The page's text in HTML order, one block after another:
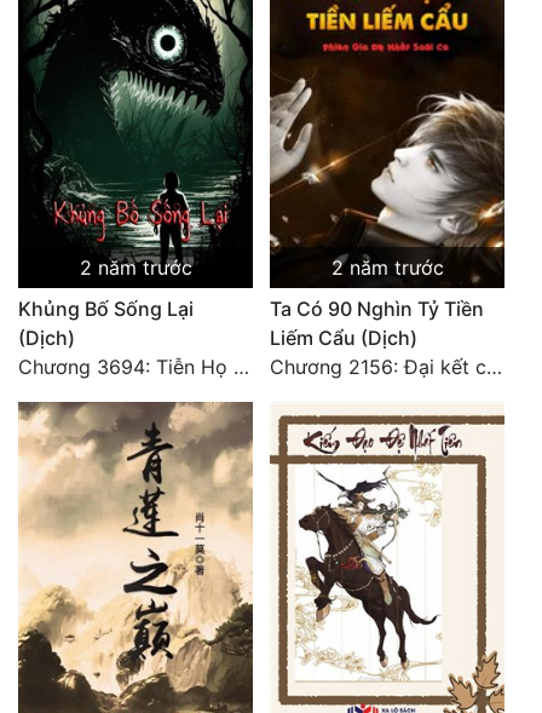
2 năm trước
Khủng Bố Sống Lại
(Dịch)
Chương 3694: Tiễn Họ Đoạn Đường Cuối - Hoàn
2 năm trước
Ta Có 90 Nghìn Tỷ Tiền
Liếm Cẩu (Dịch)
Chương 2156: Đại kết cục!!!